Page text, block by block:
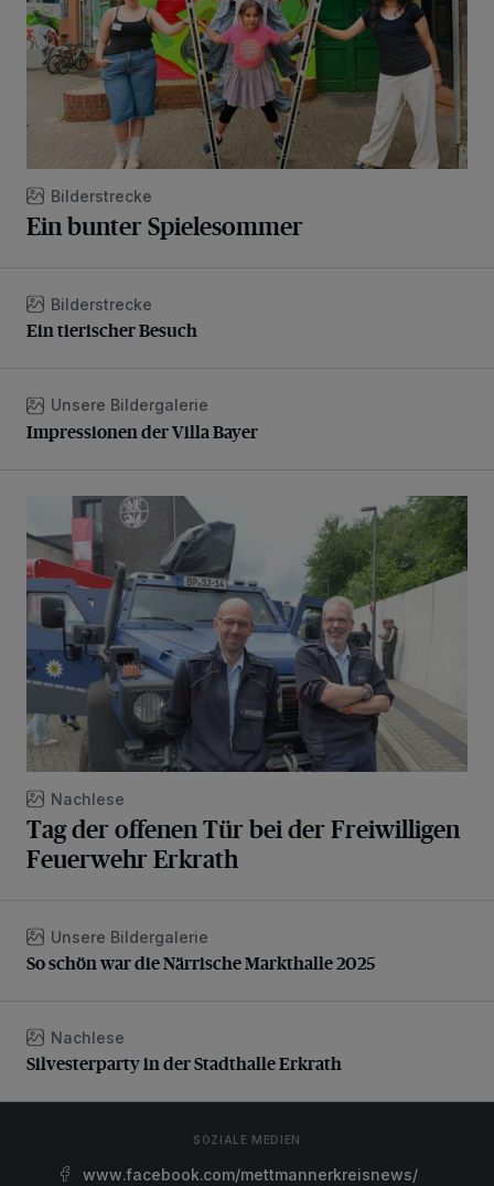
Bilderstrecke
Ein bunter Spielesommer
Ein tierischer Besuch
Bilderstrecke
Ein tierischer Besuch
Impressionen der Villa Bayer
Unsere Bildergalerie
Impressionen der Villa Bayer
Tag der offenen Tür bei der Freiwilligen Feuerwehr Erkrath
Nachlese
Tag der offenen Tür bei der Freiwilligen
Feuerwehr Erkrath
So schön war die Närrische Markthalle 2025
Unsere Bildergalerie
So schön war die Närrische Markthalle 2025
Silvesterparty in der Stadthalle Erkrath
Nachlese
Silvesterparty in der Stadthalle Erkrath
SOZIALE MEDIEN
www.facebook.com/mettmannerkreisnews/